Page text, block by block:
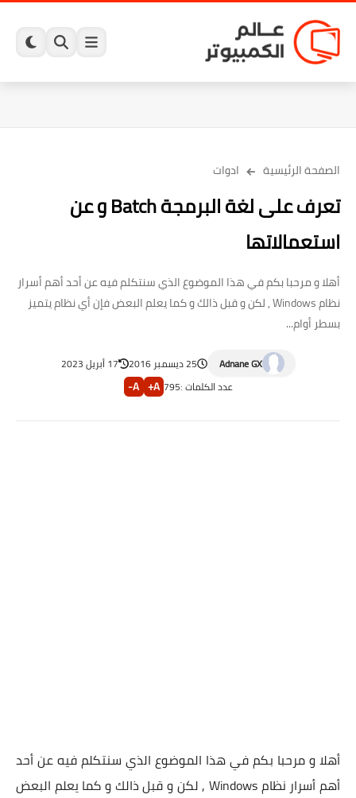
الصفحة الرئيسية ادوات
تعرف على لغة البرمجة Batch و عن
استعمالاتها
أهلا و مرحبا بكم في هذا الموضوع الذي سنتكلم فيه عن أحد أهم أسرار
نظام Windows , لكن و قبل ذالك و كما يعلم البعض فإن أي نظام يتميز
بسطر أوام...
Adnane GX 25 ديسمبر 2016
17 أبريل 2023
عدد الكلمات :795
A+
A-
أهلا و مرحبا بكم في هذا الموضوع الذي سنتكلم فيه عن أحد
أهم أسرار نظام Windows , لكن و قبل ذالك و كما يعلم البعض